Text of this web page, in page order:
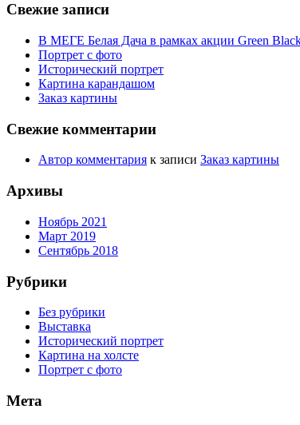
Свежие записи
В МЕГЕ Белая Дача в рамках акции Green
Портрет с фото
Исторический портрет
Картина карандашом
Заказ картины
Свежие комментарии
Автор комментария к записи Заказ картины
Архивы
Ноябрь 2021
Март 2019
Сентябрь 2018
Рубрики
Без рубрики
Выставка
Исторический портрет
Картина на холсте
Портрет с фото
Мета